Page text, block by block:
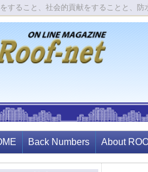
すること、社会的貢献をすることと、
Back Numbers About